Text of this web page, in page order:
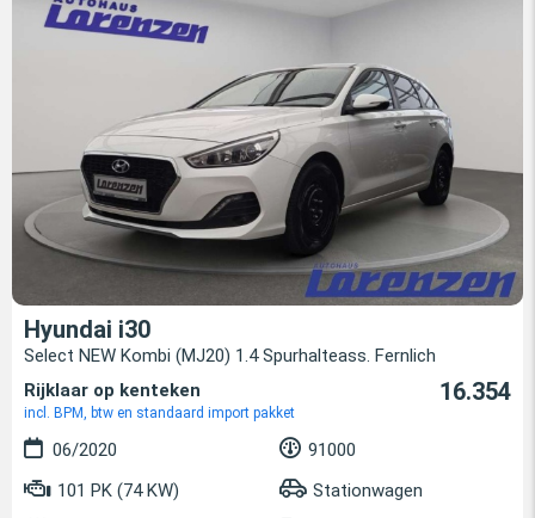
Hyundai i30
Select NEW Kombi (MJ20) 1.4 Spurhalteass. Fernlich
Rijklaar op kenteken
incl. BPM, btw en standaard import pakket
16.354
06/2020
91000
101 PK (74 KW)
Stationwagen